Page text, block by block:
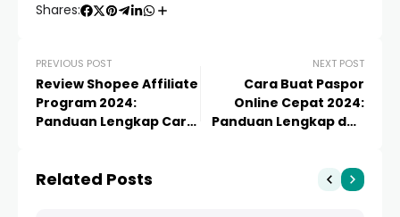
Shares:
PREVIOUS POST
Review Shopee Affiliate
Program 2024:
Panduan Lengkap Cara
NEXT POST
Cara Buat Paspor
Online Cepat 2024:
Panduan Lengkap dan
Related Posts